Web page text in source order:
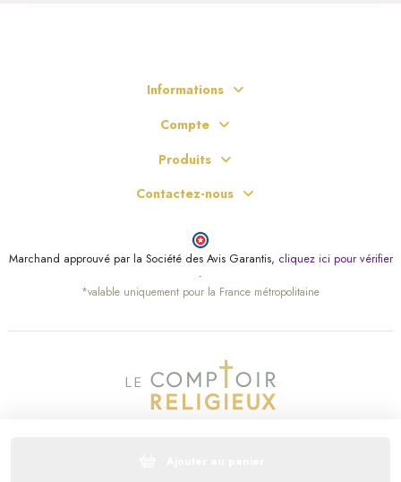
Informations
Compte
Produits
Contactez-nous
Marchand approuvé par la Société des Avis Garantis, cliquez ici pour vérifier
.
*valable uniquement pour la France métropolitaine